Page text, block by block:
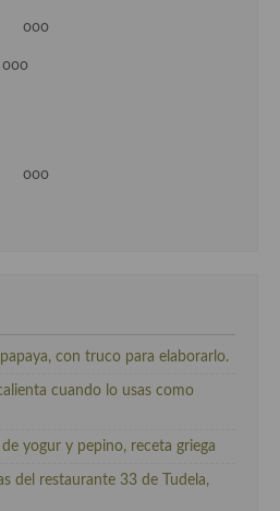
ooo
ooo
con truco para elaborarlo.
cuando lo usas como
de yogur y pepino, receta griega
del restaurante 33 de Tudela,